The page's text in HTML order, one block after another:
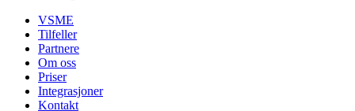
VSME
Tilfeller
Partnere
Om oss
Priser
Integrasjoner
Kontakt